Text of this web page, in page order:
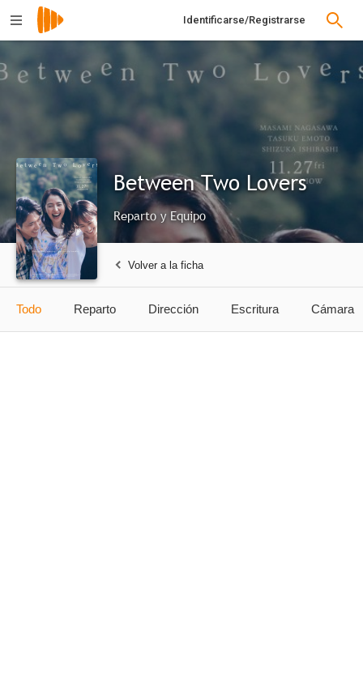
Identificarse/Registrarse
Between Two Lovers
Reparto y Equipo
Volver a la ficha
Todo Reparto Dirección Escritura Cámara